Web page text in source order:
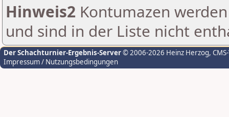
Hinweis2 Kontumazen
und sind in der Liste nicht
Der Schachturnier-Ergebnis-Server© 2006-2026 Heinz Herzog,
Impressum / Nutzungsbedingungen